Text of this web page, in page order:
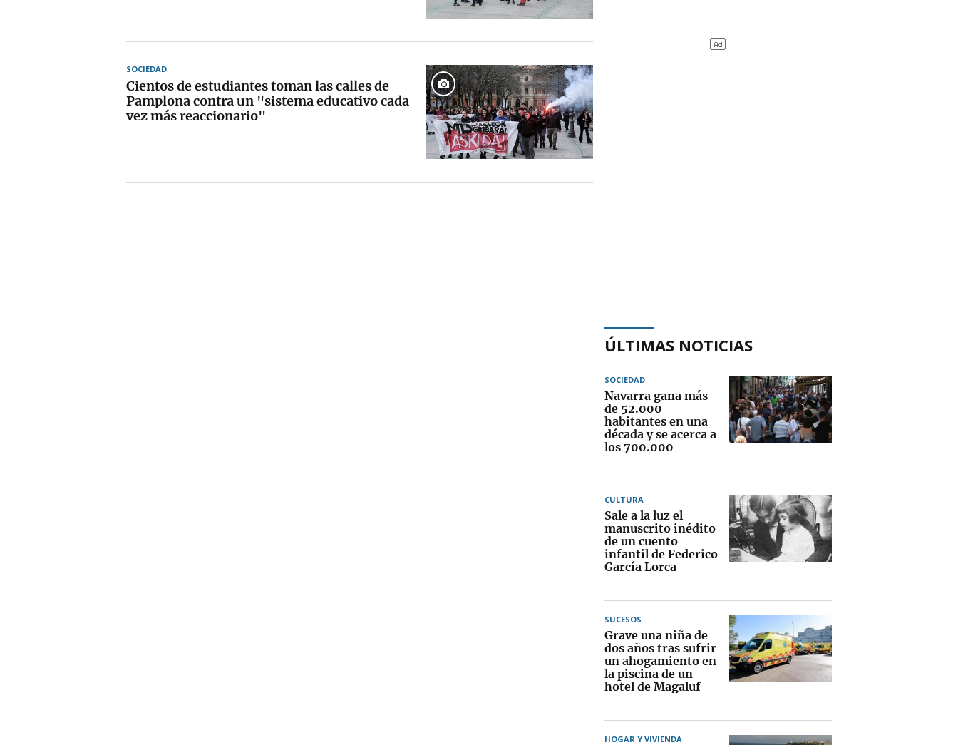
SOCIEDAD
Cientos de estudiantes toman las calles de
Pamplona contra un "sistema educativo cada
vez más reaccionario"
ÚLTIMAS NOTICIAS
SOCIEDAD
Navarra gana más
de 52.000
habitantes en una
década y se acerca a
los 700.000
CULTURA
Sale a la luz el
manuscrito inédito
de un cuento
infantil de Federico
García Lorca
SUCESOS
Grave una niña de
dos años tras sufrir
un ahogamiento en
la piscina de un
hotel de Magaluf
HOGAR Y VIVIENDA